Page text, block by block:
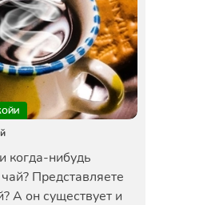
когда-нибудь
Представляете
А он существует и